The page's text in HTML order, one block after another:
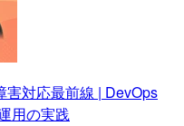
害対応最前線 | DevOps
用の実践